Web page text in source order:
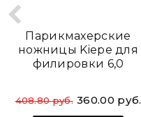
Парикмахерские
ножницы Kiepe для
филировки 6,0
408.80 руб. 360.00 руб.